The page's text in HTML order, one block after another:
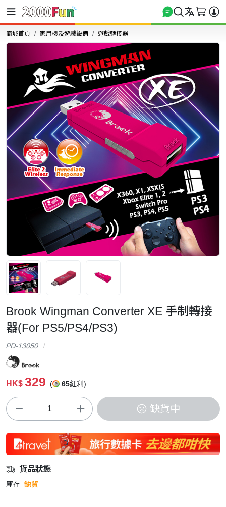
商城首頁 家用機及遊戲設備 遊戲轉接器
Brook Wingman Converter XE 手制轉接
器(For PS5/PS4/PS3)
PD-13050
HK$ 329 ( 65紅利)
缺貨中
貨品狀態
庫存 缺貨